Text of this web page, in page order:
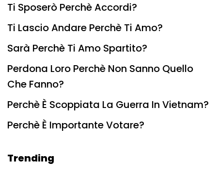
Ti Sposerò Perchè Accordi?
Ti Lascio Andare Perchè Ti Amo?
Sarà Perchè Ti Amo Spartito?
Perdona Loro Perchè Non Sanno Quello
Che Fanno?
Perchè È Scoppiata La Guerra In Vietnam?
Perchè È Importante Votare?
Trending